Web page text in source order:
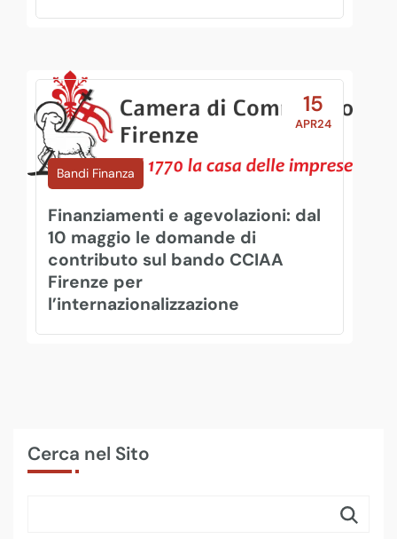
15
APR24
Bandi Finanza
Finanziamenti e agevolazioni: dal
10 maggio le domande di
contributo sul bando CCIAA
Firenze per
l’internazionalizzazione
Cerca nel Sito